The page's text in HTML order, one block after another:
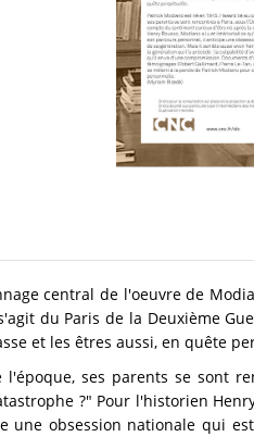
central de l'oeuvre de
du Paris de la Deuxième
et les êtres aussi, en quête
ses parents se sont
?" Pour l'historien
obsession nationale qui